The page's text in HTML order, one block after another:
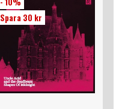
Spara 30 kr